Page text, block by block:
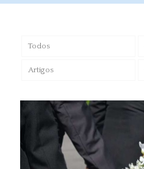
Todos
Artigos